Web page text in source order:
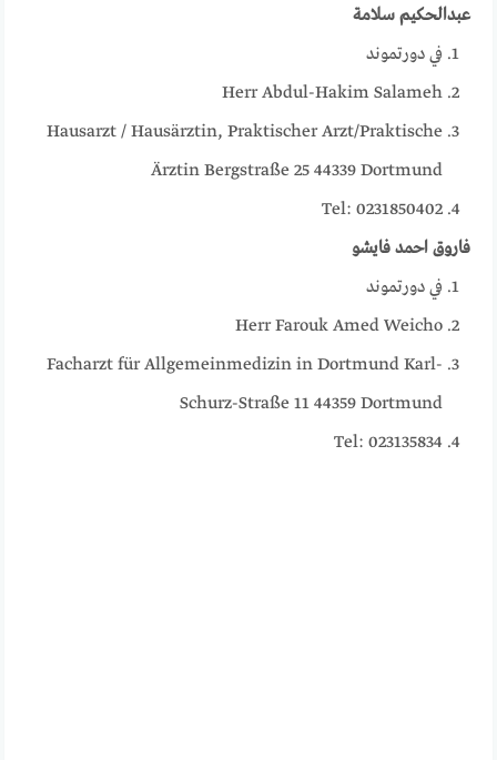
عبدالحكيم سلامة
في دورتموند
Herr Abdul-Hakim Salameh
Hausarzt / Hausärztin, Praktischer Arzt/Praktische
Ärztin Bergstraße 25 44339 Dortmund
Tel: 0231850402
فاروق احمد فايشو
في دورتموند
Herr Farouk Amed Weicho
Facharzt für Allgemeinmedizin in Dortmund Karl-
Schurz-Straße 11 44359 Dortmund
Tel: 023135834